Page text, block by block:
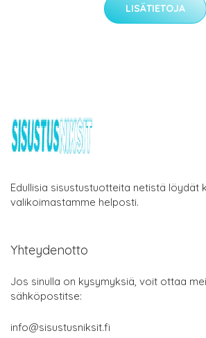
LISÄTIETOJA
Edullisia sisustustuotteita netistä löydät
valikoimastamme helposti.
Yhteydenotto
Jos sinulla on kysymyksiä, voit ottaa
sähköpostitse:
info@sisustusniksit.fi